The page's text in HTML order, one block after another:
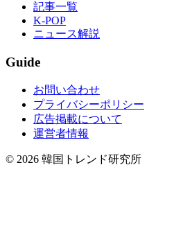
記事一覧
K-POP
ニュース解説
Guide
お問い合わせ
プライバシーポリシー
広告掲載について
運営者情報
© 2026 韓国トレンド研究所